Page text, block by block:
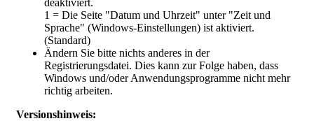
deaktiviert.
1 = Die Seite "Datum und Uhrzeit" unter "Zeit und
Sprache" (Windows-Einstellungen) ist aktiviert.
(Standard)
Ändern Sie bitte nichts anderes in der
Registrierungsdatei. Dies kann zur Folge haben, dass
Windows und/oder Anwendungsprogramme nicht mehr
richtig arbeiten.
Versionshinweis: